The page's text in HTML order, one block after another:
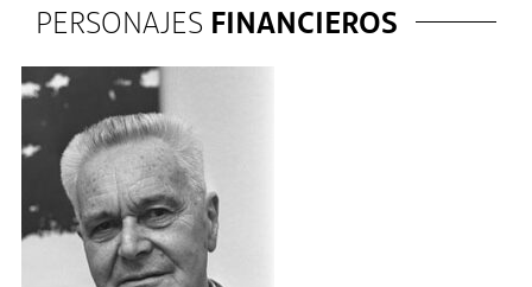
PERSONAJES FINANCIEROS